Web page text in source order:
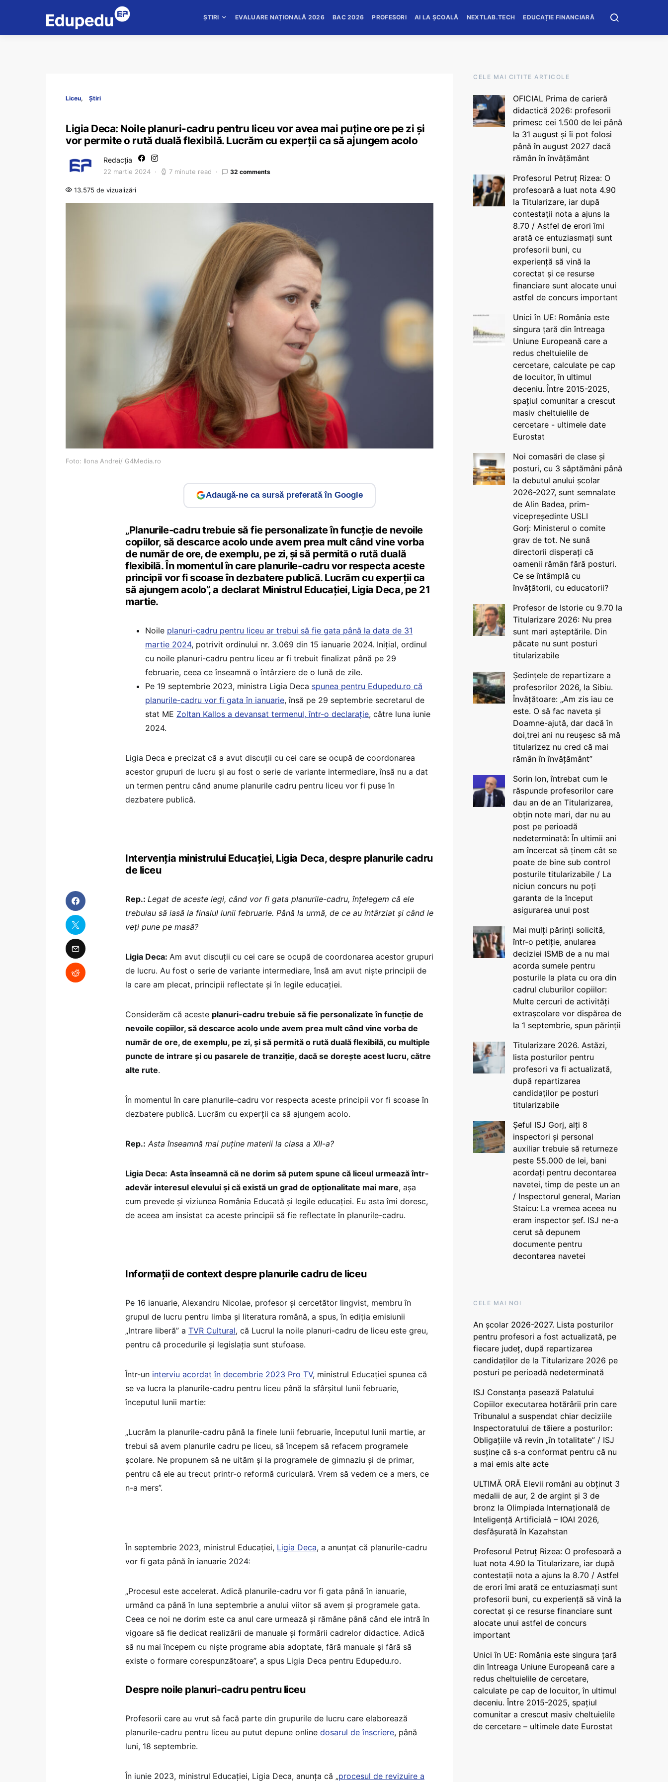
ȘTIRI EVALUARE NAȚIONALĂ 2026 BAC 2026 PROFESORI AI LA ȘCOALĂ NEXTLAB.TECH EDUCAȚIE FINANCIARĂ
Liceu Știri
Ligia Deca: Noile planuri-cadru pentru liceu vor avea mai puține ore pe zi și
vor permite o rută duală flexibilă. Lucrăm cu experții ca să ajungem acolo
Redacția
22 martie 2024 7 minute read 32 comments
13.575 de vizualizări
Foto: Ilona Andrei/ G4Media.ro
Adaugă-ne ca sursă preferată în Google
„Planurile-cadru trebuie să fie personalizate în funcție de nevoile
copiilor, să descarce acolo unde avem prea mult când vine vorba
de număr de ore, de exemplu, pe zi, și să permită o rută duală
flexibilă. În momentul în care planurile-cadru vor respecta aceste
principii vor fi scoase în dezbatere publică. Lucrăm cu experții ca
să ajungem acolo”, a declarat Ministrul Educației, Ligia Deca, pe 21
martie.
Noile planuri-cadru pentru liceu ar trebui să fie gata până la data de 31
martie 2024, potrivit ordinului nr. 3.069 din 15 ianuarie 2024. Inițial, ordinul
cu noile planuri-cadru pentru liceu ar fi trebuit finalizat până pe 29
februarie, ceea ce înseamnă o întârziere de o lună de zile.
Pe 19 septembrie 2023, ministra Ligia Deca spunea pentru Edupedu.ro că
planurile-cadru vor fi gata în ianuarie, însă pe 29 septembrie secretarul de
stat ME Zoltan Kallos a devansat termenul, într-o declarație, către luna iunie
2024.
Ligia Deca e precizat că a avut discuții cu cei care se ocupă de coordonarea
acestor grupuri de lucru și au fost o serie de variante intermediare, însă nu a dat
un termen pentru când anume planurile cadru pentru liceu vor fi puse în
dezbatere publică.
Intervenția ministrului Educației, Ligia Deca, despre planurile cadru
de liceu
Rep.: Legat de aceste legi, când vor fi gata planurile-cadru, înțelegem că ele
trebuiau să iasă la finalul lunii februarie. Până la urmă, de ce au întârziat și când le
veți pune pe masă?
Ligia Deca: Am avut discuții cu cei care se ocupă de coordonarea acestor grupuri
de lucru. Au fost o serie de variante intermediare, însă am avut niște principii de
la care am plecat, principii reflectate și în legile educației.
Considerăm că aceste planuri-cadru trebuie să fie personalizate în funcție de
nevoile copiilor, să descarce acolo unde avem prea mult când vine vorba de
număr de ore, de exemplu, pe zi, și să permită o rută duală flexibilă, cu multiple
puncte de intrare și cu pasarele de tranziție, dacă se dorește acest lucru, către
alte rute.
În momentul în care planurile-cadru vor respecta aceste principii vor fi scoase în
dezbatere publică. Lucrăm cu experții ca să ajungem acolo.
Rep.: Asta înseamnă mai puține materii la clasa a XII-a?
Ligia Deca: Asta înseamnă că ne dorim să putem spune că liceul urmează într-
adevăr interesul elevului și că există un grad de opționalitate mai mare, așa
cum prevede și viziunea România Educată și legile educației. Eu asta îmi doresc,
de aceea am insistat ca aceste principii să fie reflectate în planurile-cadru.
Informații de context despre planurile cadru de liceu
Pe 16 ianuarie, Alexandru Nicolae, profesor și cercetător lingvist, membru în
grupul de lucru pentru limba și literatura română, a spus, în ediția emisiunii
„Intrare liberă” a TVR Cultural, că Lucrul la noile planuri-cadru de liceu este greu,
pentru că procedurile și legislația sunt stufoase.
Într-un interviu acordat în decembrie 2023 Pro TV, ministrul Educației spunea că
se va lucra la planurile-cadru pentru liceu până la sfârșitul lunii februarie,
începutul lunii martie:
„Lucrăm la planurile-cadru până la finele lunii februarie, începutul lunii martie, ar
trebui să avem planurile cadru pe liceu, să începem să refacem programele
școlare. Ne propunem să ne uităm și la programele de gimnaziu și de primar,
pentru că ele au trecut printr-o reformă curiculară. Vrem să vedem ce a mers, ce
n-a mers”.
În septembrie 2023, ministrul Educației, Ligia Deca, a anunțat că planurile-cadru
vor fi gata până în ianuarie 2024:
„Procesul este accelerat. Adică planurile-cadru vor fi gata până în ianuarie,
urmând ca până în luna septembrie a anului viitor să avem și programele gata.
Ceea ce noi ne dorim este ca anul care urmează și rămâne până când ele intră în
vigoare să fie dedicat realizării de manuale și formării cadrelor didactice. Adică
să nu mai începem cu niște programe abia adoptate, fără manuale și fără să
existe o formare corespunzătoare”, a spus Ligia Deca pentru Edupedu.ro.
Despre noile planuri-cadru pentru liceu
Profesorii care au vrut să facă parte din grupurile de lucru care elaborează
planurile-cadru pentru liceu au putut depune online dosarul de înscriere, până
luni, 18 septembrie.
În iunie 2023, ministrul Educației, Ligia Deca, anunța că „procesul de revizuire a
CELE MAI CITITE ARTICOLE
OFICIAL Prima de carieră
didactică 2026: profesorii
primesc cei 1.500 de lei până
la 31 august și îi pot folosi
până în august 2027 dacă
rămân în învățământ
Profesorul Petruț Rizea: O
profesoară a luat nota 4.90
la Titularizare, iar după
contestații nota a ajuns la
8.70 / Astfel de erori îmi
arată ce entuziasmați sunt
profesorii buni, cu
experiență să vină la
corectat și ce resurse
financiare sunt alocate unui
astfel de concurs important
Unici în UE: România este
singura țară din întreaga
Uniune Europeană care a
redus cheltuielile de
cercetare, calculate pe cap
de locuitor, în ultimul
deceniu. Între 2015-2025,
spațiul comunitar a crescut
masiv cheltuielile de
cercetare - ultimele date
Eurostat
Noi comasări de clase și
posturi, cu 3 săptămâni până
la debutul anului școlar
2026-2027, sunt semnalate
de Alin Badea, prim-
vicepreședinte USLI
Gorj: Ministerul o comite
grav de tot. Ne sună
directorii disperați că
oamenii rămân fără posturi.
Ce se întâmplă cu
învățătorii, cu educatorii?
Profesor de Istorie cu 9.70 la
Titularizare 2026: Nu prea
sunt mari așteptările. Din
păcate nu sunt posturi
titularizabile
Ședințele de repartizare a
profesorilor 2026, la Sibiu.
Învățătoare: „Am zis iau ce
este. O să fac naveta și
Doamne-ajută, dar dacă în
doi,trei ani nu reușesc să mă
titularizez nu cred că mai
rămân în învățământ”
Sorin Ion, întrebat cum le
răspunde profesorilor care
dau an de an Titularizarea,
obțin note mari, dar nu au
post pe perioadă
nedeterminată: În ultimii ani
am încercat să ținem cât se
poate de bine sub control
posturile titularizabile / La
niciun concurs nu poți
garanta de la început
asigurarea unui post
Mai mulți părinți solicită,
într-o petiție, anularea
deciziei ISMB de a nu mai
acorda sumele pentru
posturile la plata cu ora din
cadrul cluburilor copiilor:
Multe cercuri de activități
extrașcolare vor dispărea de
la 1 septembrie, spun părinții
Titularizare 2026. Astăzi,
lista posturilor pentru
profesori va fi actualizată,
după repartizarea
candidaților pe posturi
titularizabile
Șeful ISJ Gorj, alți 8
inspectori și personal
auxiliar trebuie să returneze
peste 55.000 de lei, bani
acordați pentru decontarea
navetei, timp de peste un an
/ Inspectorul general, Marian
Staicu: La vremea aceea nu
eram inspector șef. ISJ ne-a
cerut să depunem
documente pentru
decontarea navetei
CELE MAI NOI
An școlar 2026-2027. Lista posturilor
pentru profesori a fost actualizată, pe
fiecare județ, după repartizarea
candidaților de la Titularizare 2026 pe
posturi pe perioadă nedeterminată
ISJ Constanța pasează Palatului
Copiilor executarea hotărârii prin care
Tribunalul a suspendat chiar deciziile
Inspectoratului de tăiere a posturilor:
Obligațiile vă revin „în totalitate” / ISJ
susține că s-a conformat pentru că nu
a mai emis alte acte
ULTIMĂ ORĂ Elevii români au obținut 3
medalii de aur, 2 de argint și 3 de
bronz la Olimpiada Internațională de
Inteligență Artificială – IOAI 2026,
desfășurată în Kazahstan
Profesorul Petruț Rizea: O profesoară a
luat nota 4.90 la Titularizare, iar după
contestații nota a ajuns la 8.70 / Astfel
de erori îmi arată ce entuziasmați sunt
profesorii buni, cu experiență să vină la
corectat și ce resurse financiare sunt
alocate unui astfel de concurs
important
Unici în UE: România este singura țară
din întreaga Uniune Europeană care a
redus cheltuielile de cercetare,
calculate pe cap de locuitor, în ultimul
deceniu. Între 2015-2025, spațiul
comunitar a crescut masiv cheltuielile
de cercetare – ultimele date Eurostat